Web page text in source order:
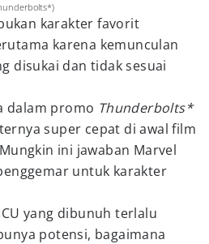
karakter favorit
karena kemunculan
disukai dan tidak sesuai
dalam promo Thunderbolts*
super cepat di awal film
ini jawaban Marvel
untuk karakter
yang dibunuh terlalu
potensi, bagaimana